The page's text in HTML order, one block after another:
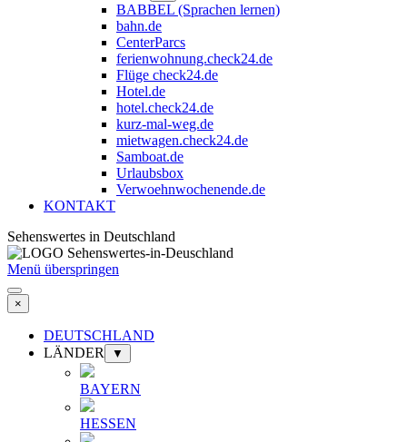
BABBEL (Sprachen lernen)
bahn.de
CenterParcs
ferienwohnung.check24.de
Flüge check24.de
Hotel.de
hotel.check24.de
kurz-mal-weg.de
mietwagen.check24.de
Samboat.de
Urlaubsbox
Verwoehnwochenende.de
KONTAKT
Sehenswertes in Deutschland
Menü überspringen
×
DEUTSCHLAND
LÄNDER
▼
BAYERN
HESSEN